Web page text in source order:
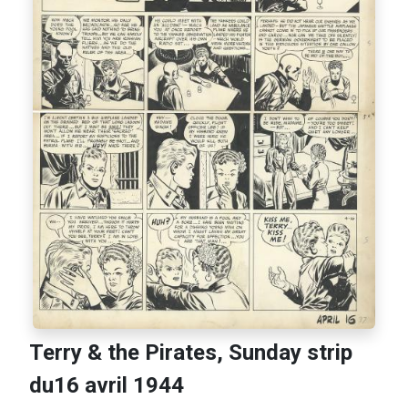
Terry & the Pirates, Sunday strip
du16 avril 1944